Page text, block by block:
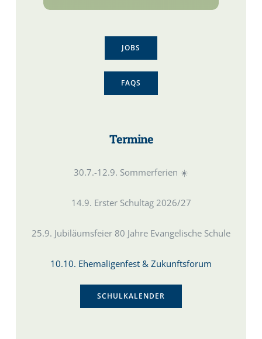
JOBS
FAQS
Termine
30.7.-12.9. Sommerferien ☀️
14.9. Erster Schultag 2026/27
25.9. Jubiläumsfeier 80 Jahre Evangelische Schule
10.10. Ehemaligenfest & Zukunftsforum
SCHULKALENDER